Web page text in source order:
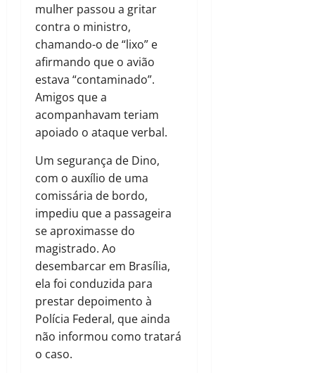
mulher passou a gritar
contra o ministro,
chamando-o de “lixo” e
afirmando que o avião
estava “contaminado”.
Amigos que a
acompanhavam teriam
apoiado o ataque verbal.
Um segurança de Dino,
com o auxílio de uma
comissária de bordo,
impediu que a passageira
se aproximasse do
magistrado. Ao
desembarcar em Brasília,
ela foi conduzida para
prestar depoimento à
Polícia Federal, que ainda
não informou como tratará
o caso.